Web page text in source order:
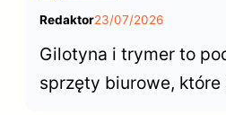
Redaktor23/07/2026
Gilotyna i trymer to
sprzęty biurowe,